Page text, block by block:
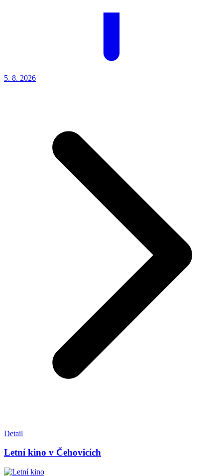
5. 8. 2026
Detail
Letní kino v Čehovicích